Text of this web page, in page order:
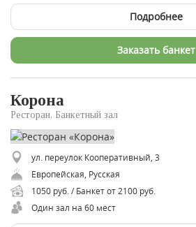
Подробнее
Заказать банкет
Корона
Ресторан, Банкетный зал
ул. переулок Кооперативный, 3
Европейская, Русская
1050 руб. / Банкет от 2100 руб.
Один зал на 60 мест